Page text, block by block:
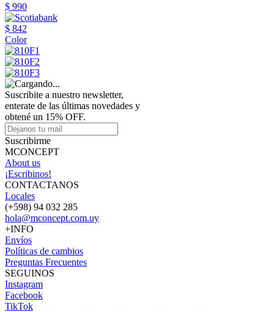
$ 990
$ 842
Color
Suscribite a nuestro newsletter,
enterate de las últimas novedades y
obtené un 15% OFF.
Suscribirme
MCONCEPT
About us
¡Escribinos!
CONTACTANOS
Locales
(+598) 94 032 285
hola@mconcept.com.uy
+INFO
Envíos
Políticas de cambios
Preguntas Frecuentes
SEGUINOS
Instagram
Facebook
TikTok